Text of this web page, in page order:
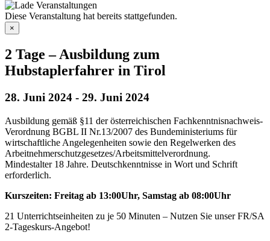
Diese Veranstaltung hat bereits stattgefunden.
×
2 Tage – Ausbildung zum
Hubstaplerfahrer in Tirol
28. Juni 2024 - 29. Juni 2024
Ausbildung gemäß §11 der österreichischen Fachkenntnisnachweis-
Verordnung BGBL II Nr.13/2007 des Bundeministeriums für
wirtschaftliche Angelegenheiten sowie den Regelwerken des
Arbeitnehmerschutzgesetzes/Arbeitsmittelverordnung.
Mindestalter 18 Jahre. Deutschkenntnisse in Wort und Schrift
erforderlich.
Kurszeiten: Freitag ab 13:00Uhr, Samstag ab 08:00Uhr
21 Unterrichtseinheiten zu je 50 Minuten – Nutzen Sie unser FR/SA
2-Tageskurs-Angebot!